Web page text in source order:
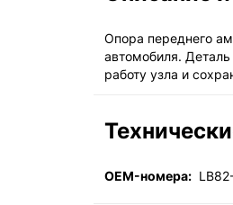
Опора переднего
автомобиля.
работу узла и
OEM-номера: